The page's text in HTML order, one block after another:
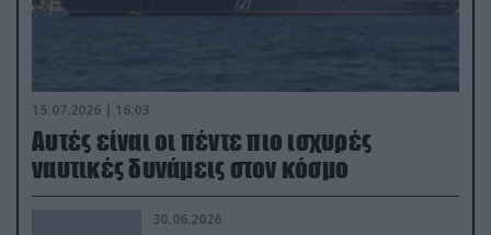
15.07.2026 | 16:03
Aυτές είναι οι πέντε πιο ισχυρές
ναυτικές δυνάμεις στον κόσμο
30.06.2026